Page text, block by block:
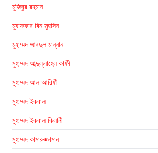
মুজিবুর রহমান
মুযাফফার বিন মুহসিন
মুহাম্মদ আবদুল মান্নান
মুহাম্মদ আব্দুল্লাহেল কাফী
মুহাম্মদ আল আরিফী
মুহাম্মদ ইকবাল
মুহাম্মদ ইকবাল কিলানী
মুহাম্মদ কামারুজ্জামান